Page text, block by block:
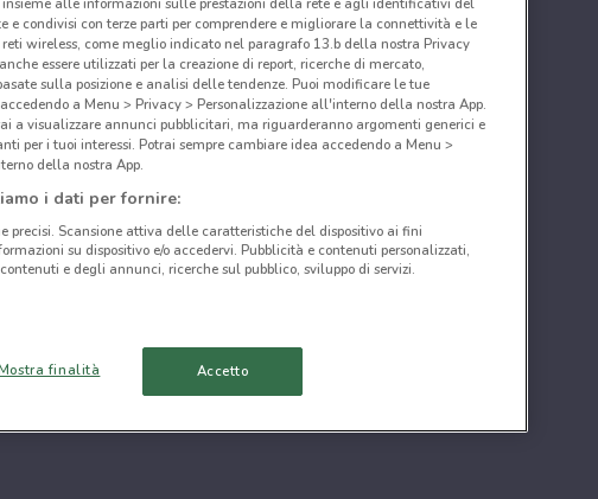
alle informazioni sulle prestazioni della rete e agli identificativi del
e condivisi con terze parti per comprendere e migliorare la connettività e le
wireless, come meglio indicato nel paragrafo 13.b della nostra Privacy
essere utilizzati per la creazione di report, ricerche di mercato,
sulla posizione e analisi delle tendenze. Puoi modificare le tue
a Menu > Privacy > Personalizzazione all'interno della nostra App.
a visualizzare annunci pubblicitari, ma riguarderanno argomenti generici e
per i tuoi interessi. Potrai sempre cambiare idea accedendo a Menu >
della nostra App.
i dati per fornire:
precisi. Scansione attiva delle caratteristiche del dispositivo ai fini
su dispositivo e/o accedervi. Pubblicità e contenuti personalizzati,
e degli annunci, ricerche sul pubblico, sviluppo di servizi.
finalità Accetto